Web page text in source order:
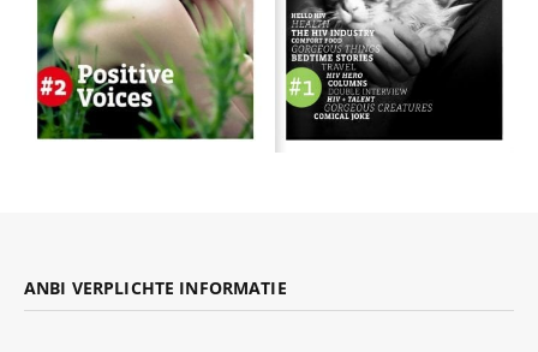
ANBI VERPLICHTE INFORMATIE